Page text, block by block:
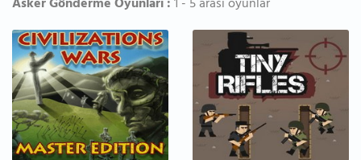
Asker Gönderme Oyunları :1 - 5 arası oyunlar